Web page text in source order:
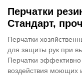
Перчатки
Стандарт,
Перчатки
для защиты рук при
Перчатки
воздействия моющих